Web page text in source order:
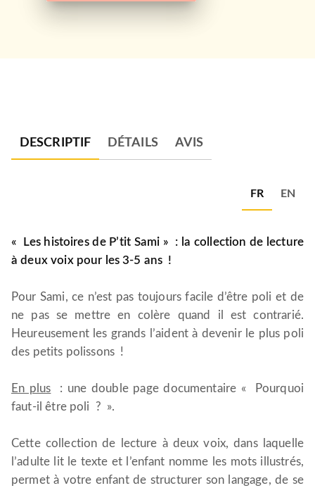
DESCRIPTIF DÉTAILS AVIS
FR EN
« Les histoires de P’tit Sami » : la collection de lecture
à deux voix pour les 3-5 ans !
Pour Sami, ce n’est pas toujours facile d’être poli et de
ne pas se mettre en colère quand il est contrarié.
Heureusement les grands l’aident à devenir le plus poli
des petits polissons !
En plus : une double page documentaire « Pourquoi
faut-il être poli ? ».
Cette collection de lecture à deux voix, dans laquelle
l’adulte lit le texte et l’enfant nomme les mots illustrés,
permet à votre enfant de structurer son langage, de se